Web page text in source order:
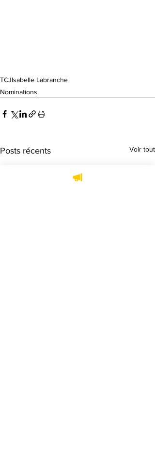
TCJIsabelle Labranche
Nominations
Posts récents Voir tout